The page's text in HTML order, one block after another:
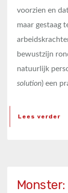
voorzien en
maar gestaag
bewustzijn
natuurlijk
solution) een
Lees verder